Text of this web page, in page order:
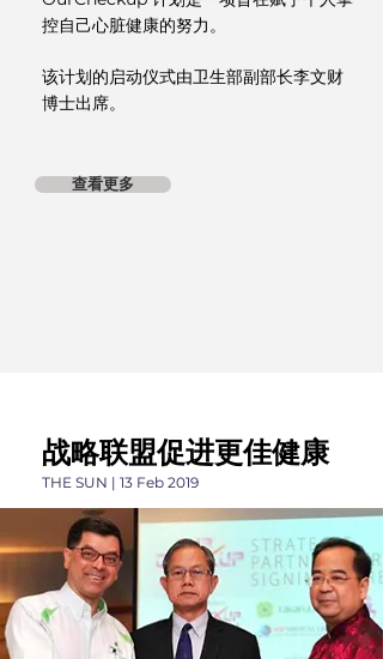
控自己心脏健康的努力。
该计划的启动仪式由卫生部副部长李文财
博士出席。
查看更多
战略联盟促进更佳健康
THE SUN | 13 Feb 2019